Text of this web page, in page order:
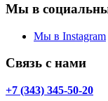
Мы в
Мы в Instagram
Связь с нами
+7 (343) 345-50-20